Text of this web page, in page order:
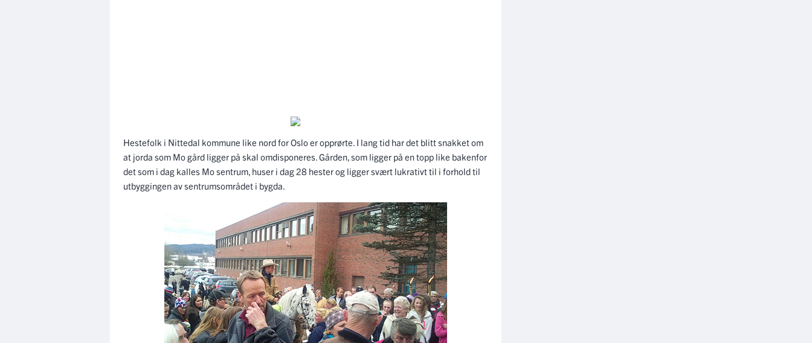
Hestefolk i Nittedal kommune like nord for Oslo er opprørte. I lang tid har det blitt snakket om
at jorda som Mo gård ligger på skal omdisponeres. Gården, som ligger på en topp like bakenfor
det som i dag kalles Mo sentrum, huser i dag 28 hester og ligger svært lukrativt til i forhold til
utbyggingen av sentrumsområdet i bygda.